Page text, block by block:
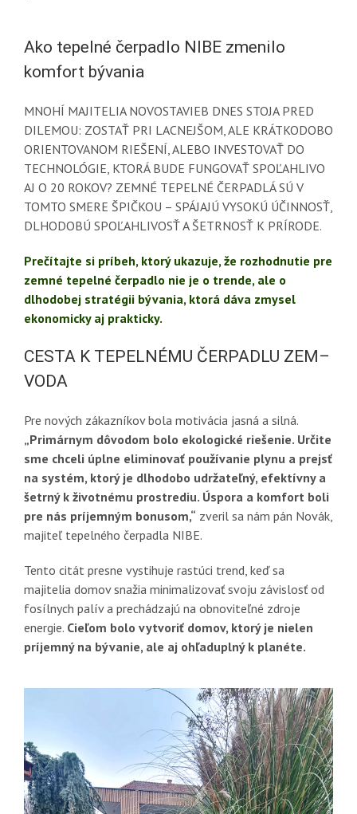
Ako tepelné čerpadlo NIBE zmenilo
komfort bývania
MNOHÍ MAJITELIA NOVOSTAVIEB DNES STOJA PRED
DILEMOU: ZOSTAŤ PRI LACNEJŠOM, ALE KRÁTKODOBO
ORIENTOVANOM RIEŠENÍ, ALEBO INVESTOVAŤ DO
TECHNOLÓGIE, KTORÁ BUDE FUNGOVAŤ SPOĽAHLIVO
AJ O 20 ROKOV? ZEMNÉ TEPELNÉ ČERPADLÁ SÚ V
TOMTO SMERE ŠPIČKOU – SPÁJAJÚ VYSOKÚ ÚČINNOSŤ,
DLHODOBÚ SPOĽAHLIVOSŤ A ŠETRNOSŤ K PRÍRODE.
Prečítajte si príbeh, ktorý ukazuje, že rozhodnutie pre
zemné tepelné čerpadlo nie je o trende, ale o
dlhodobej stratégii bývania, ktorá dáva zmysel
ekonomicky aj prakticky.
CESTA K TEPELNÉMU ČERPADLU ZEM–
VODA
Pre nových zákazníkov bola motivácia jasná a silná.
„Primárnym dôvodom bolo ekologické riešenie. Určite
sme chceli úplne eliminovať používanie plynu a prejsť
na systém, ktorý je dlhodobo udržateľný, efektívny a
šetrný k životnému prostrediu. Úspora a komfort boli
pre nás príjemným bonusom,“ zveril sa nám pán Novák,
majiteľ tepelného čerpadla NIBE.
Tento citát presne vystihuje rastúci trend, keď sa
majitelia domov snažia minimalizovať svoju závislosť od
fosílnych palív a prechádzajú na obnoviteľné zdroje
energie. Cieľom bolo vytvoriť domov, ktorý je nielen
príjemný na bývanie, ale aj ohľaduplný k planéte.